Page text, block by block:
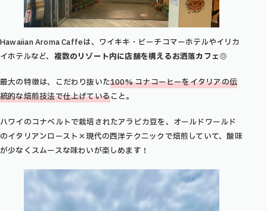
Hawaiian Aroma Caffeは、ワイキキ・ビーチコマーホテルやイリカ
イホテルなど、 複数のリゾート内に店舗を構えるお洒落カフェ◎
最大の特徴は、こだわり抜いた100% コナコーヒーをイタリアの伝
統的な焙煎技法で仕上げていること。
ハワイのコナベルトで栽培されたアラビカ豆を、オールドワールド
のイタリアンロースト×現代の西洋テクニックで焙煎していて、酸味
が少なくスムースな味わいが楽しめます！